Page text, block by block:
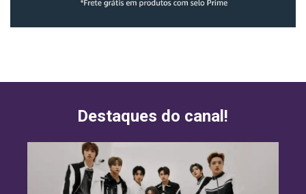
Destaques do canal!